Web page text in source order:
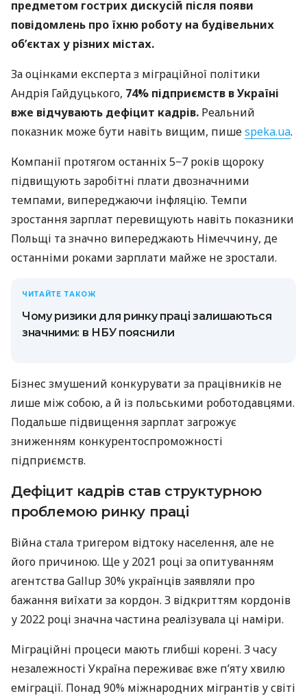
предметом гострих дискусій після появи
повідомлень про їхню роботу на будівельних
об’єктах у різних містах.
За оцінками експерта з міграційної політики
Андрія Гайдуцького, 74% підприємств в Україні
вже відчувають дефіцит кадрів. Реальний
показник може бути навіть вищим, пишеspeka.ua.
Компанії протягом останніх 5−7 років щороку
підвищують заробітні плати двозначними
темпами, випереджаючи інфляцію. Темпи
зростання зарплат перевищують навіть показники
Польщі та значно випереджають Німеччину, де
останніми роками зарплати майже не зростали.
ЧИТАЙТЕ ТАКОЖ
Чому ризики для ринку праці залишаються
значними: в НБУ пояснили
Бізнес змушений конкурувати за працівників не
лише між собою, а й із польськими роботодавцями.
Подальше підвищення зарплат загрожує
зниженням конкурентоспроможності
підприємств.
Дефіцит кадрів став структурною
проблемою ринку праці
Війна стала тригером відтоку населення, але не
його причиною. Ще у 2021 році за опитуванням
агентства Gallup 30% українців заявляли про
бажання виїхати за кордон. З відкриттям кордонів
у 2022 році значна частина реалізувала ці наміри.
Міграційні процеси мають глибші корені. З часу
незалежності Україна переживає вже п’яту хвилю
еміграції. Понад 90% міжнародних мігрантів у світі